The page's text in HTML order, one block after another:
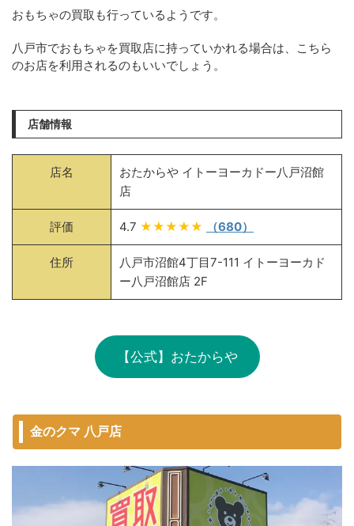
おもちゃの買取も行っているようです。
八戸市でおもちゃを買取店に持っていかれる場合は、こちら
のお店を利用されるのもいいでしょう。
店舗情報
店名
おたからや イトーヨーカドー八戸沼館
店
評価 4.7 ★★★★★ （680）
住所
八戸市沼館4丁目7-111 イトーヨーカド
ー八戸沼館店 2F
【公式】おたからや
金のクマ 八戸店